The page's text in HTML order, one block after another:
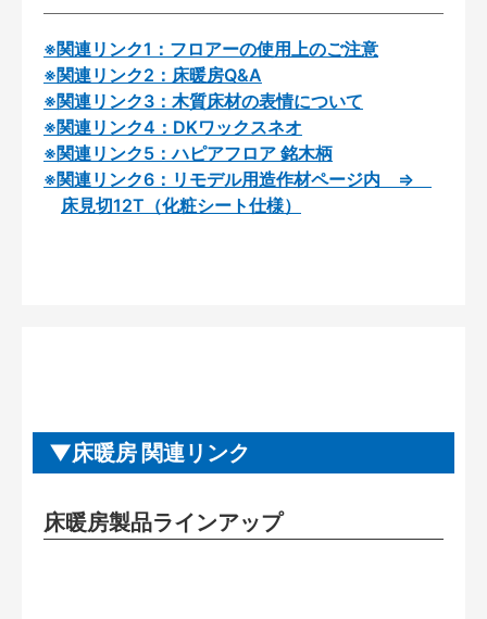
※関連リンク1：フロアーの使用上のご注意
※関連リンク2：床暖房Q&A
※関連リンク3：木質床材の表情について
※関連リンク4：DKワックスネオ
※関連リンク5：ハピアフロア 銘木柄
※関連リンク6：リモデル用造作材ページ内 ⇒
床見切12T（化粧シート仕様）
床暖房 関連リンク
床暖房製品ラインアップ